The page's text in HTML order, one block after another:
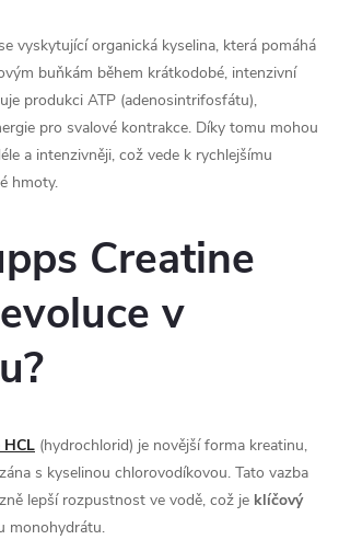
vyskytující organická kyselina, která pomáhá
buňkám během krátkodobé, intenzivní
produkci ATP (adenosintrifosfátu),
pro svalové kontrakce. Díky tomu mohou
a intenzivněji, což vede k rychlejšímu
hmoty.
Creatine
v
HCL (hydrochlorid) je novější forma kreatinu,
s kyselinou chlorovodíkovou. Tato vazba
lepší rozpustnost ve vodě, což je klíčový
monohydrátu.